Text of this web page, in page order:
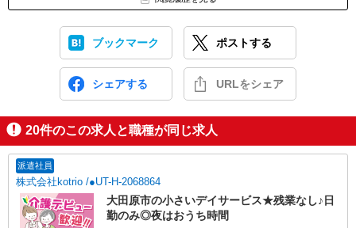
ブックマーク ポストする
シェアする URLをシェア
20件のこの求人と職種が同じ求人
派遣社員
株式会社kotrio /●UT-H-2068864
大田原市の小さいデイサービス★残業なし♪日
勤のみ◎夜はおうち時間